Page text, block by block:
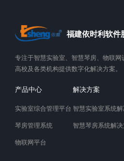
福建依时利软件
专注于智慧实验室、智慧琴房、物联
高校及各类机构提供数字化解决方案。
产品中心
实验室综合管理平台
琴房管理系统
物联网平台
解决方案
智慧实验室系统
智慧琴房系统解